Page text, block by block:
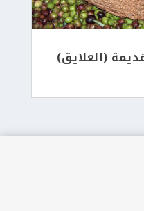
(العلايق)